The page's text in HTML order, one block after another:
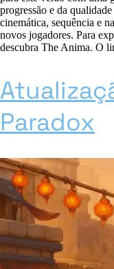
progressão e da
cinemática, sequência e
novos jogadores. Para
descubra The Anima. O
Paradox